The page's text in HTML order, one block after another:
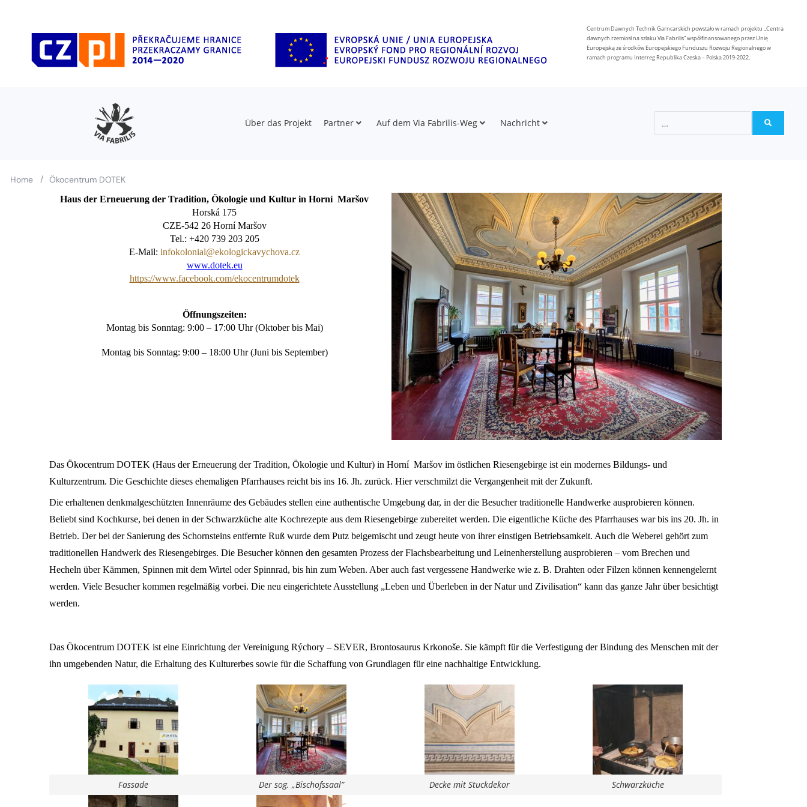
Centrum Dawnych Technik Garncarskich powstało w ramach projektu „Centra
dawnych rzemiosł na szlaku Via Fabrilis” współfinansowanego przez Unię
Europejską ze środków Europejskiego Funduszu Rozwoju Regionalnego w
ramach programu Interreg Republika Czeska – Polska 2019-2022.
Über das Projekt Partner Auf dem Via Fabrilis-Weg Nachricht
Home / Ökocentrum DOTEK
Haus der Erneuerung der Tradition, Ökologie und Kultur in Horní  Maršov
Horská 175
CZE-542 26 Horní Maršov
Tel.: +420 739 203 205
E-Mail: infokolonial@ekologickavychova.cz
www.dotek.eu
https://www.facebook.com/ekocentrumdotek
Öffnungszeiten:
Montag bis Sonntag: 9:00 – 17:00 Uhr (Oktober bis Mai)
Montag bis Sonntag: 9:00 – 18:00 Uhr (Juni bis September)
Das Ökocentrum DOTEK (Haus der Erneuerung der Tradition, Ökologie und Kultur) in Horní  Maršov im östlichen Riesengebirge ist ein modernes Bildungs- und
Kulturzentrum. Die Geschichte dieses ehemaligen Pfarrhauses reicht bis ins 16. Jh. zurück. Hier verschmilzt die Vergangenheit mit der Zukunft.
Die erhaltenen denkmalgeschützten Innenräume des Gebäudes stellen eine authentische Umgebung dar, in der die Besucher traditionelle Handwerke ausprobieren können.
Beliebt sind Kochkurse, bei denen in der Schwarzküche alte Kochrezepte aus dem Riesengebirge zubereitet werden. Die eigentliche Küche des Pfarrhauses war bis ins 20. Jh. in
Betrieb. Der bei der Sanierung des Schornsteins entfernte Ruß wurde dem Putz beigemischt und zeugt heute von ihrer einstigen Betriebsamkeit. Auch die Weberei gehört zum
traditionellen Handwerk des Riesengebirges. Die Besucher können den gesamten Prozess der Flachsbearbeitung und Leinenherstellung ausprobieren – vom Brechen und
Hecheln über Kämmen, Spinnen mit dem Wirtel oder Spinnrad, bis hin zum Weben. Aber auch fast vergessene Handwerke wie z. B. Drahten oder Filzen können kennengelernt
werden. Viele Besucher kommen regelmäßig vorbei. Die neu eingerichtete Ausstellung „Leben und Überleben in der Natur und Zivilisation“ kann das ganze Jahr über besichtigt
werden.
Das Ökocentrum DOTEK ist eine Einrichtung der Vereinigung Rýchory – SEVER, Brontosaurus Krkonoše. Sie kämpft für die Verfestigung der Bindung des Menschen mit der
ihn umgebenden Natur, die Erhaltung des Kulturerbes sowie für die Schaffung von Grundlagen für eine nachhaltige Entwicklung.
Fassade Der sog. „Bischofssaal” Decke mit Stuckdekor Schwarzküche